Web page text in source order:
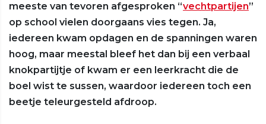
meeste van tevoren afgesproken “vechtpartijen”
op school vielen doorgaans vies tegen. Ja,
iedereen kwam opdagen en de spanningen waren
hoog, maar meestal bleef het dan bij een verbaal
knokpartijtje of kwam er een leerkracht die de
boel wist te sussen, waardoor iedereen toch een
beetje teleurgesteld afdroop.